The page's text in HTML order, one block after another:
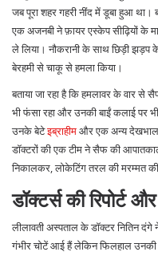
जब पूरा शहर गहरी नींद में डूबा हुआ
एक अजनबी ने फ़ायर एस्केप सीढ़ियों के
ले लिया। नौकरानी के साथ छिड़ी झड़प
बेरहमी से चाकू से हमला किया।
बताया जा रहा है कि हमलावर के वार
भी फंसा रहा और उनकी बाईं कलाई पर
उनके बेटेइब्राहीमऔर एक अन्य
डॉक्टरों की एक टीम ने सैफ की
निकालकर, लोकेटिंग तरल की मरम्मत
डॉक्टर्स की रिपोर्ट
लीलावती अस्पताल के डॉक्टर नितिन
गंभीर चोटें आई हैं लेकिन फिलहाल उनकी